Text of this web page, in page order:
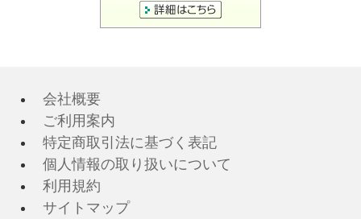
会社概要
ご利用案内
特定商取引法に基づく表記
個人情報の取り扱いについて
利用規約
サイトマップ